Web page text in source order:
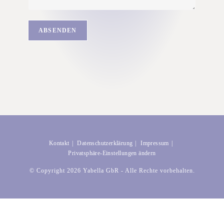
ABSENDEN
Kontakt Datenschutzerklärung
Impressum
Privatsphäre-Einstellungen ändern
© Copyright 2026 Yabella GbR - Alle Rechte vorbehalten.